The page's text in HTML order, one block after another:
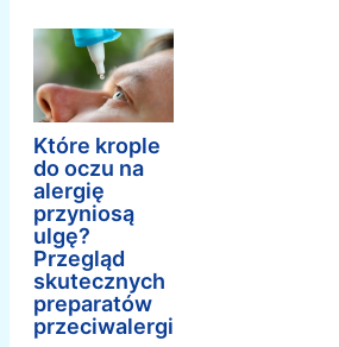
Które krople
do oczu na
alergię
przyniosą
ulgę?
Przegląd
skutecznych
preparatów
przeciwalergicznych